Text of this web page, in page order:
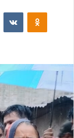
VKontakte